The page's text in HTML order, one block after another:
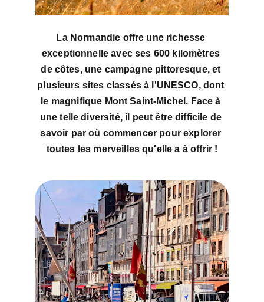
La Normandie offre une richesse
exceptionnelle avec ses 600 kilomètres
de côtes, une campagne pittoresque, et
plusieurs sites classés à l'UNESCO, dont
le magnifique Mont Saint-Michel. Face à
une telle diversité, il peut être difficile de
savoir par où commencer pour explorer
toutes les merveilles qu'elle a à offrir !